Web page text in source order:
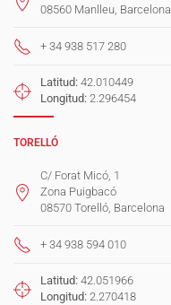
08560 Manlleu, Barcelona
+ 34 938 517 280
Latitud: 42.010449
Longitud: 2.296454
TORELLÓ
C/ Forat Micó, 1
Zona Puigbacó
08570 Torelló, Barcelona
+ 34 938 594 010
Latitud: 42.051966
Longitud: 2.270418